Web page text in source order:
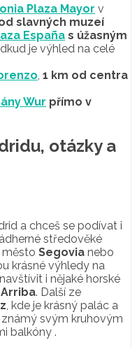
Plaza Mayor v
slavných muzeí
España s úžasným
je výhled na celé
, 1 km od centra
Wur přímo v
otázky a
a chceš se podívat i
středověké
město Segovia nebo
krásné výhledy na
i nějaké horské
. Další ze
, kde je krásný palác a
známý svým kruhovým
balkóny .